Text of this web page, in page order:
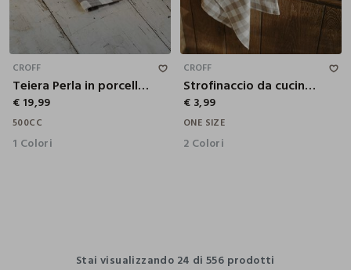
CROFF
Teiera Perla in porcellana
€ 19,99
500CC
1 Colori
CROFF
Strofinaccio da cucina in cotone a quadretti
€ 3,99
ONE SIZE
2 Colori
Stai visualizzando 24 di 556 prodotti